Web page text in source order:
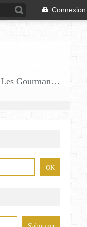
Connexion
Des gourmandises sans gluten en solo en duo avec mon fiston . Salé comme Sucré sans gluten éco responsable Les Gourmandises de Bénédicte gâteau produits locaux